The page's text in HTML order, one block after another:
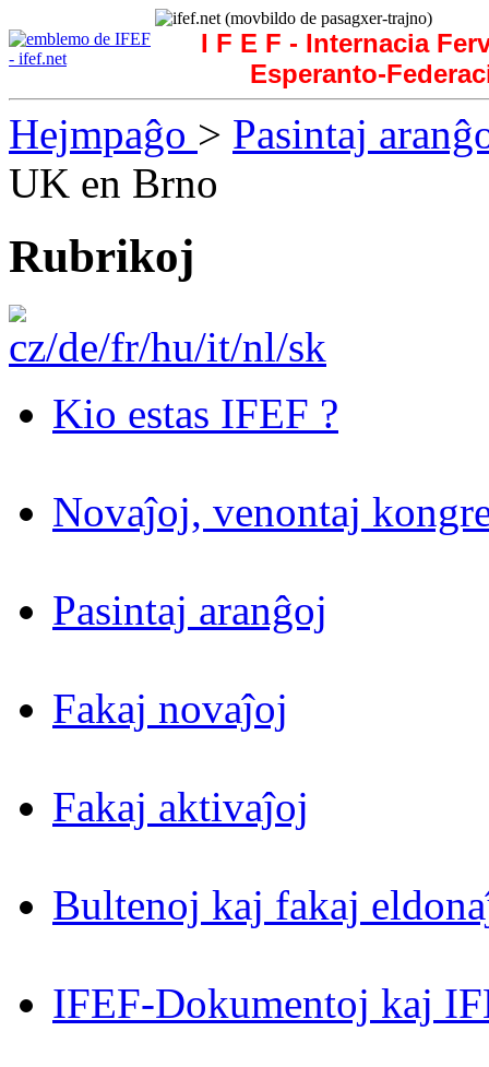
I F E F - Internacia
Esperanto-
Hejmpaĝo > Pasintaj
UK en Brno
Rubrikoj
Kio estas IFEF ?
Novaĵoj, venontaj
Pasintaj aranĝoj
Fakaj novaĵoj
Fakaj aktivaĵoj
Bultenoj kaj fakaj
IFEF-Dokumentoj kaj